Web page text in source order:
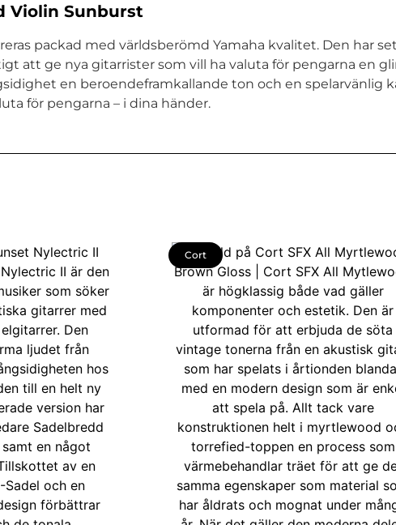
Violin Sunburst
packad med världsberömd Yamaha kvalitet. Den har
att ge nya gitarrister som vill ha valuta för pengarna en
en beroendeframkallande ton och en spelarvänlig
för pengarna – i dina händer.
Cort